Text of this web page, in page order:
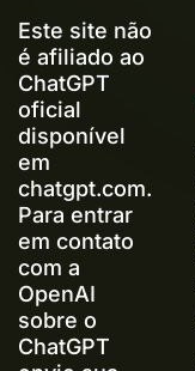
Este site não
é afiliado ao
ChatGPT
oficial
disponível
em
chatgpt.com.
Para entrar
em contato
com a
OpenAI
sobre o
ChatGPT